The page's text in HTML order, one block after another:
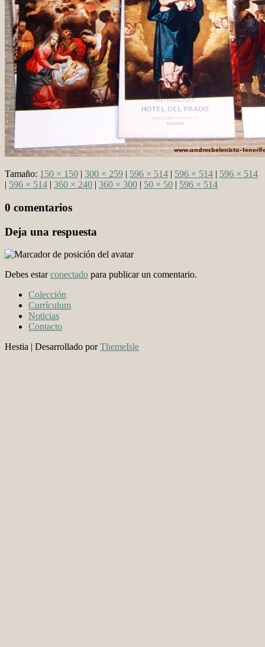
Tamaño: 150 × 150 | 300 × 259 | 596 × 514 | 596 × 514 | 596 × 514
| 596 × 514 | 360 × 240 | 360 × 300 | 50 × 50 | 596 × 514
0 comentarios
Deja una respuesta
Debes estarconectado para publicar un comentario.
Colección
Currículum
Noticias
Contacto
Hestia | Desarrollado porThemeIsle